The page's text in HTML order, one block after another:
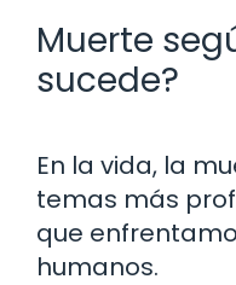
Muerte
sucede?
En la vida, la
temas más
que
humanos.